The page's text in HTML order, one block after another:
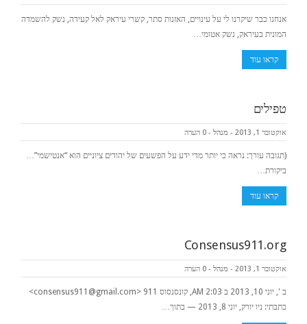
אנחנו כבר שיקרנו לי על עינויים, האזנות סתר, קשרי עיראק לאל קעידה, נשק להשמדה
המונית בעיראק, נשק אטומי…
קראו עוד
טפילים
אוקטובר 1, 2013 - מנהל - 0 הערה
(תגובה עורך: נראה כי יותר מדי ידע על הפשעים של יהודים ציוניים הוא “אנטישמי”…
ביקורת…
קראו עוד
Consensus911.org
אוקטובר 1, 2013 - מנהל - 0 הערה
ב ', יוני 10, 2013 ב 2:03 AM, קונסנסוס 911 <consensus911@gmail.com>
כתבתי: ניו יורק, יוני 8, 2013 — בתוך…